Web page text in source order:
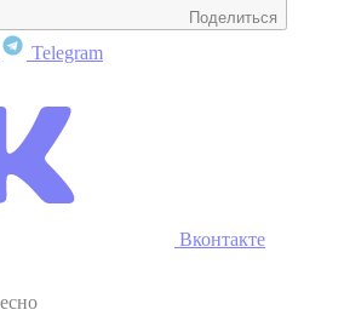
Поделиться
Telegram
Вконтакте